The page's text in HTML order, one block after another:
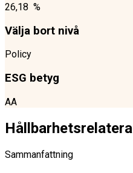
26,18 %
Välja bort nivå
Policy
ESG betyg
AA
Sammanfattning